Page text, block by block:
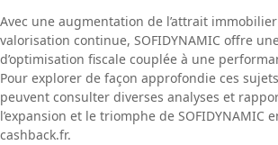
Avec une augmentation de l’attrait
valorisation continue, SOFIDYNAMIC offre
d’optimisation fiscale couplée à une
Pour explorer de façon approfondie ces
peuvent consulter diverses analyses et
l’expansion et le triomphe de SOFIDYNAMIC
cashback.fr.